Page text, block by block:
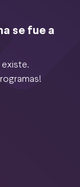
se fue a
existe.